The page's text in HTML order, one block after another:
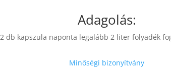
Adagolás:
2 db kapszula naponta legalább 2 liter folyadék
Minőségi bizonyítvány